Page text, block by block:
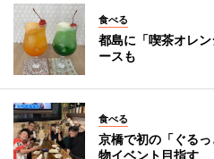
食べる
都島に「喫茶オレ
ースも
食べる
京橋で初の「ぐる
物イベント目指す